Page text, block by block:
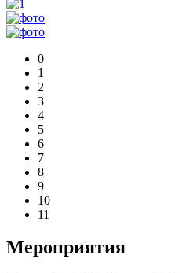
0
1
2
3
4
5
6
7
8
9
10
11
Мероприятия